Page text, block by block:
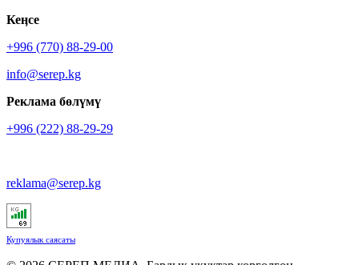
Кеӊсе
+996 (770) 88-29-00
info@serep.kg
Реклама бөлүмү
+996 (222) 88-29-29
reklama@serep.kg
Купуялык саясаты